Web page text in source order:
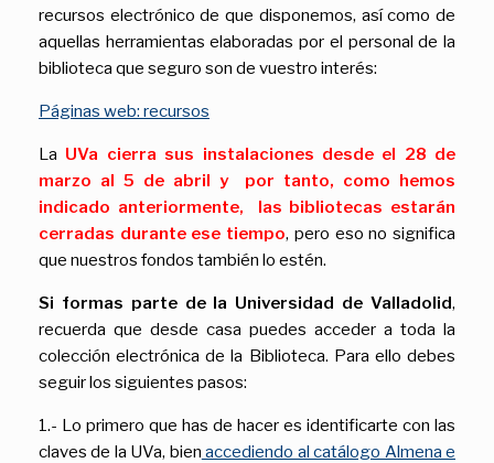
recursos electrónico de que disponemos, así como de
aquellas herramientas elaboradas por el personal de la
biblioteca que seguro son de vuestro interés:
Páginas web: recursos
La UVa cierra sus instalaciones desde el 28 de
marzo al 5 de abril y por tanto, como hemos
indicado anteriormente, las bibliotecas estarán
cerradas durante ese tiempo, pero eso no significa
que nuestros fondos también lo estén.
Si formas parte de la Universidad de Valladolid,
recuerda que desde casa puedes acceder a toda la
colección electrónica de la Biblioteca. Para ello debes
seguir los siguientes pasos:
1.- Lo primero que has de hacer es identificarte con las
claves de la UVa, bien accediendo al catálogo Almena e